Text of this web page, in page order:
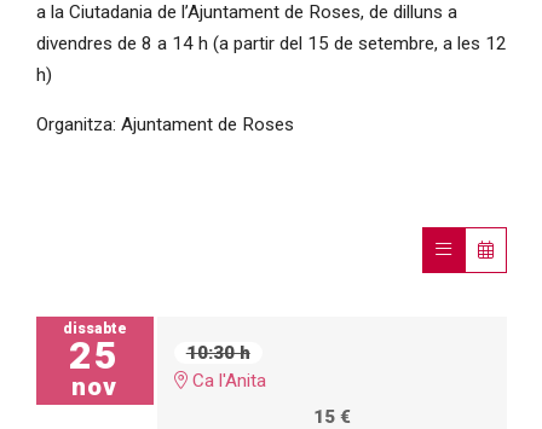
a la Ciutadania de l’Ajuntament de Roses, de dilluns a
divendres de 8 a 14 h (a partir del 15 de setembre, a les 12
h)
Organitza: Ajuntament de Roses
dissabte
25
nov
10:30 h
Ca l'Anita
15 €